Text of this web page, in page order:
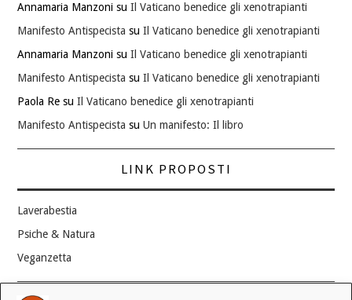
Annamaria Manzoni suIl Vaticano benedice gli xenotrapianti
Manifesto Antispecista suIl Vaticano benedice gli xenotrapianti
Annamaria Manzoni suIl Vaticano benedice gli xenotrapianti
Manifesto Antispecista suIl Vaticano benedice gli xenotrapianti
Paola Re suIl Vaticano benedice gli xenotrapianti
Manifesto Antispecista suUn manifesto: Il libro
LINK PROPOSTI
Laverabestia
Psiche & Natura
Veganzetta